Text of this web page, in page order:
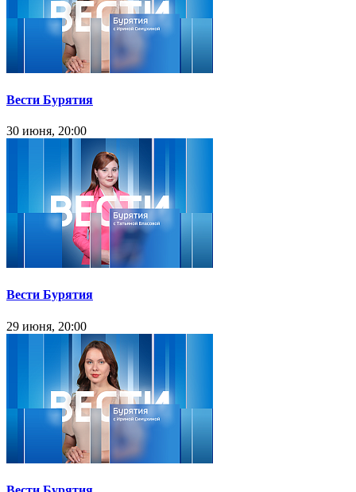
Вести Бурятия
30 июня, 20:00
Вести Бурятия
29 июня, 20:00